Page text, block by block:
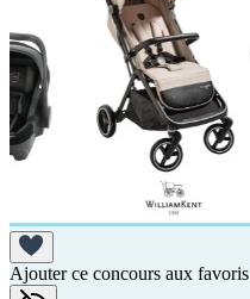
Ajouter ce concours aux favoris